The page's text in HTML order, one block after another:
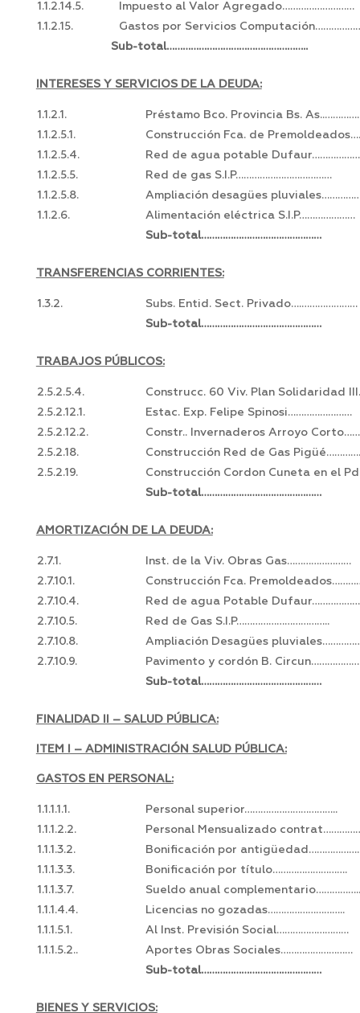
1.1.2.14.5.
Impuesto al Valor Agregado………………………
1.1.2.15.
Gastos por Servicios
Sub-total……………………………………………..
INTERESES Y SERVICIOS DE LA DEUDA:
1.1.2.1.
Préstamo Bco. Provincia Bs.
1.1.2.5.1.
Construcción Fca. de
1.1.2.5.4.
Red de agua potable
1.1.2.5.5.
Red de gas S.I.P………………………………
1.1.2.5.8.
Ampliación desagües
1.1.2.6.
Alimentación eléctrica S.I.P…………………
Sub-total………………………………………
TRANSFERENCIAS CORRIENTES:
1.3.2.
Subs. Entid. Sect. Privado….…………………
Sub-total………………………………………
TRABAJOS PÚBLICOS:
2.5.2.5.4.
Construcc. 60 Viv. Plan Solidaridad
2.5.2.12.1.
Estac. Exp. Felipe Spinosi……………………
2.5.2.12.2.
Constr.. Invernaderos Arroyo
2.5.2.18.
Construcción Red de Gas
2.5.2.19.
Construcción Cordon Cuneta en el
Sub-total………………………………………
AMORTIZACIÓN DE LA DEUDA:
2.7.1.
Inst. de la Viv. Obras Gas……………………
2.7.10.1.
Construcción Fca.
2.7.10.4.
Red de agua Potable
2.7.10.5.
Red de Gas S.I.P……………………………..
2.7.10.8.
Ampliación Desagües
2.7.10.9.
Pavimento y cordón B. Circun………………
Sub-total………………………………………
FINALIDAD II – SALUD PÚBLICA:
ITEM I – ADMINISTRACIÓN SALUD PÚBLICA:
GASTOS EN PERSONAL:
1.1.1.1.1.
Personal superior……………………………..
1.1.1.2.2.
Personal Mensualizado
1.1.1.3.2.
Bonificación por antigüedad……………….
1.1.1.3.3.
Bonificación por título……………………….
1.1.1.3.7.
Sueldo anual complementario……………..
1.1.1.4.4.
Licencias no gozadas………………………..
1.1.1.5.1.
Al Inst. Previsión Social………………………
1.1.1.5.2..
Aportes Obras Sociales………………………
Sub-total………………………………………
BIENES Y SERVICIOS: